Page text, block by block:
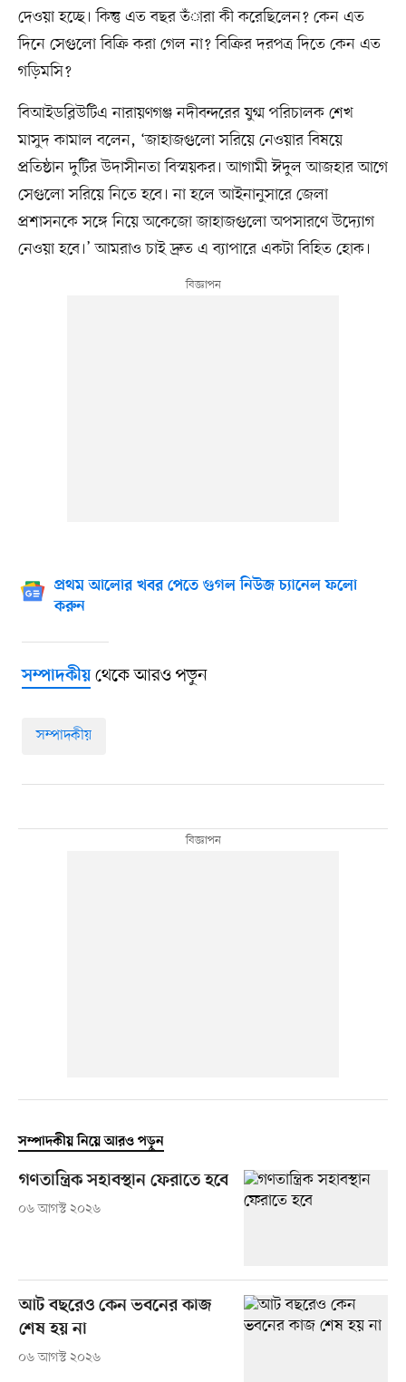
দেওয়া হচ্ছে। কিন্তু এত বছর তঁারা কী করেছিলেন? কেন এত
দিনে সেগুলো বিক্রি করা গেল না? বিক্রির দরপত্র দিতে কেন এত
গড়িমসি?
বিআইডব্লিউটিএ নারায়ণগঞ্জ নদীবন্দরের যুগ্ম পরিচালক শেখ
মাসুদ কামাল বলেন, ‘জাহাজগুলো সরিয়ে নেওয়ার বিষয়ে
প্রতিষ্ঠান দুটির উদাসীনতা বিস্ময়কর। আগামী ঈদুল আজহার আগে
সেগুলো সরিয়ে নিতে হবে। না হলে আইনানুসারে জেলা
প্রশাসনকে সঙ্গে নিয়ে অকেজো জাহাজগুলো অপসারণে উদ্যোগ
নেওয়া হবে।’ আমরাও চাই দ্রুত এ ব্যাপারে একটা বিহিত হোক।
প্রথম আলোর খবর পেতে গুগল নিউজ চ্যানেল ফলো
করুন
সম্পাদকীয়থেকে আরও পড়ুন
সম্পাদকীয়
সম্পাদকীয় নিয়ে আরও পড়ুন
গণতান্ত্রিক সহাবস্থান ফেরাতে হবে
০৬ আগস্ট ২০২৬
আট বছরেও কেন ভবনের কাজ
শেষ হয় না
০৬ আগস্ট ২০২৬